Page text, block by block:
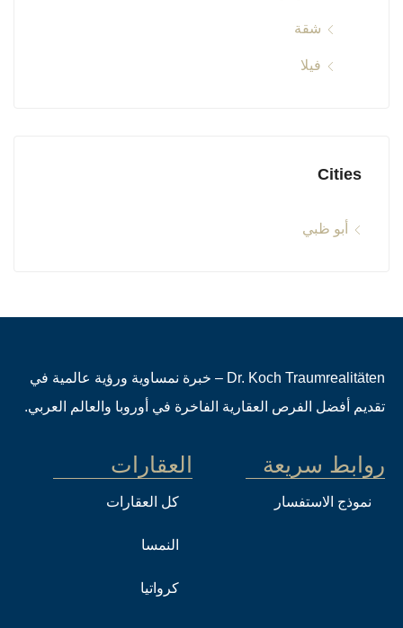
شقة
فيلا
Cities
أبو ظبي
Dr. Koch Traumrealitäten – خبرة نمساوية ورؤية عالمية في
تقديم أفضل الفرص العقارية الفاخرة في أوروبا والعالم العربي.
روابط سريعة
نموذج الاستفسار
العقارات
كل العقارات
النمسا
كرواتيا